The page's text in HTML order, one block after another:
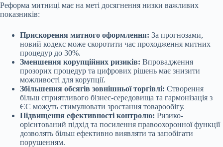
Реформа митниці має на меті досягнення низки важливих
показників:
Прискорення митного оформлення: За прогнозами,
новий кодекс може скоротити час проходження митних
процедур до 30%.
Зменшення корупційних ризиків: Впровадження
прозорих процедур та цифрових рішень має знизити
можливості для корупції.
Збільшення обсягів зовнішньої торгівлі: Створення
більш сприятливого бізнес-середовища та гармонізація з
ЄС можуть стимулювати зростання товарообігу.
Підвищення ефективності контролю: Ризико-
орієнтований підхід та посилення правоохоронної функції
дозволять більш ефективно виявляти та запобігати
порушенням.